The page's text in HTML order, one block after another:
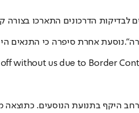
הדרכונים התארכו בצורה
אחרת סיפרה כי התנאים
without us due to Border
היקף בתנועת הנוסעים. כתוצאה